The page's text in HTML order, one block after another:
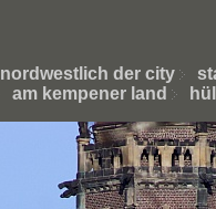
nordwestlich der city
am kempener land